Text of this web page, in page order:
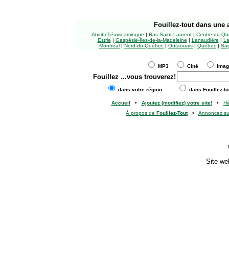
Fouillez-tout dans une
Abitibi-Témiscamingue | Bas Saint-Laurent| Centre-du-
Estrie | Gaspésie-Îles-de-la-Madeleine | Lanaudière |
Montréal | Nord-du-Québec | Outaouais | Québec |
MP3 Ciné
Fouillez ...vous trouverez!
dans votre région dans Fouillez-
Accueil • Ajoutez (modifiez) votre site!•
À propos de Fouillez-Tout• Annoncez
Site